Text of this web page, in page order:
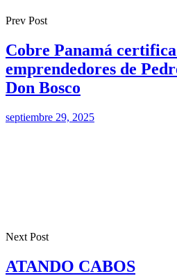
Prev Post
Cobre Panamá certifica
emprendedores de
Don Bosco
septiembre 29, 2025
Next Post
ATANDO CABOS